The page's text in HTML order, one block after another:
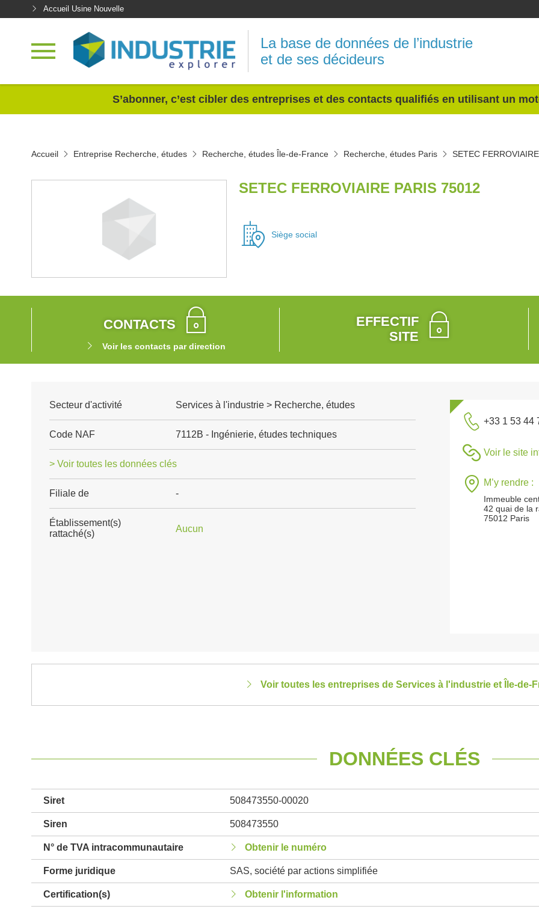
Accueil Usine Nouvelle
La base de données de l’industrie
et de ses décideurs
S’abonner, c’est cibler des entreprises et des contacts qualifiés en utilisant un
Accueil Entreprise Recherche, études Recherche, études Île-de-France Recherche, études Paris SETEC FERROVIAIRE
SETEC FERROVIAIRE PARIS 75012
Siège social
CONTACTS
Voir les contacts par direction
EFFECTIF
SITE
Secteur d'activité Services à l'industrie > Recherche, études
Code NAF 7112B - Ingénierie, études techniques
> Voir toutes les données clés
Filiale de -
Établissement(s)
rattaché(s)
Aucun
+33 1 53 44
Voir le site
M’y rendre :
Immeuble
42 quai de la
75012 Paris
Voir toutes les entreprises de Services à l'industrie et Île-de-
DONNÉES CLÉS
Siret 508473550-00020
Siren 508473550
N° de TVA intracommunautaire Obtenir le numéro
Forme juridique SAS, société par actions simplifiée
Certification(s) Obtenir l'information